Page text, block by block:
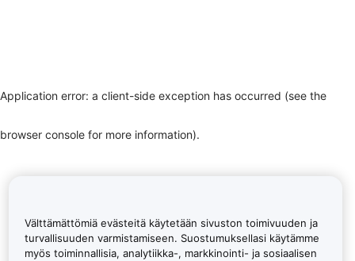
Application error: a client-side exception has occurred (see the
browser console for more information).
Välttämättömiä evästeitä käytetään sivuston toimivuuden ja
turvallisuuden varmistamiseen. Suostumuksellasi käytämme
myös toiminnallisia, analytiikka-, markkinointi- ja sosiaalisen